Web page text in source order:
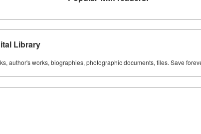
Library
author's works, biographies, photographic documents, files. Save